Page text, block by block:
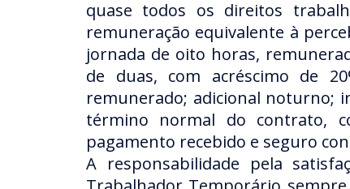
quase todos os direitos
remuneração equivalente à
jornada de oito horas,
de duas, com acréscimo de
remunerado; adicional noturno;
término normal do contrato,
pagamento recebido e seguro
A responsabilidade pela